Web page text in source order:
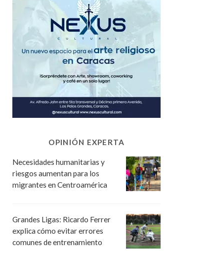
OPINIÓN EXPERTA
Necesidades humanitarias y
riesgos aumentan para los
migrantes en Centroamérica
Grandes Ligas: Ricardo Ferrer
explica cómo evitar errores
comunes de entrenamiento